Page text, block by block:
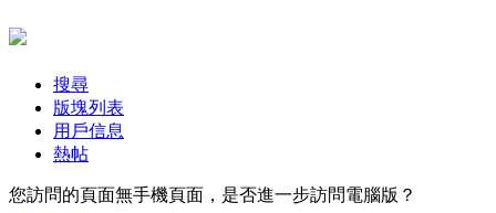
搜尋
版塊列表
用戶信息
熱帖
您訪問的頁面無手機頁面，是否進一步訪問電腦版？